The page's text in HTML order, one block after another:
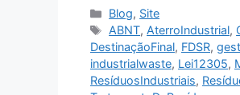
Blog, Site
ABNT, AterroIndustrial,
DestinaçãoFinal, FDSR,
industrialwaste, Lei12305,
ResíduosIndustriais,